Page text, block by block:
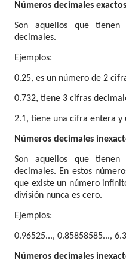
Números decimales
Son aquellos que
decimales.
Ejemplos:
0.25, es un número de 2
0.732, tiene 3 cifras
2.1, tiene una cifra entera y
Números decimales
Son aquellos que
decimales. En estos
que existe un número
división nunca es cero.
Ejemplos:
0.96525..., 0.85858585...,
Números decimales